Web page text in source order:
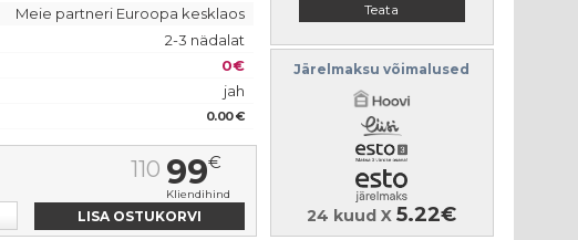
Meie partneri Euroopa kesklaos
2-3 nädalat
0€
jah
0.00 €
99€
Kliendihind
110
Teata
Järelmaksu võimalused
24 kuud X 5.22€